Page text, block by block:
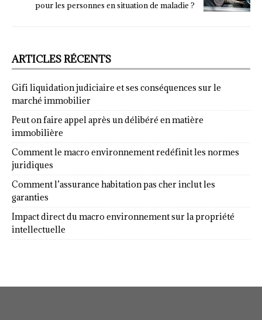
pour les personnes en situation de maladie ?
ARTICLES RÉCENTS
Gifi liquidation judiciaire et ses conséquences sur le
marché immobilier
Peut on faire appel après un délibéré en matière
immobilière
Comment le macro environnement redéfinit les normes
juridiques
Comment l’assurance habitation pas cher inclut les
garanties
Impact direct du macro environnement sur la propriété
intellectuelle